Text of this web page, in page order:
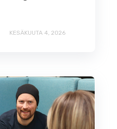
KESÄKUUTA 4, 2026